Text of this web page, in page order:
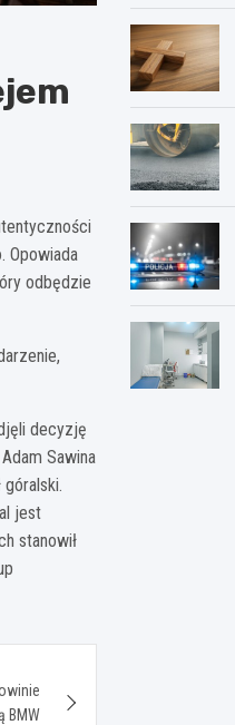
Opowiada
odbędzie
decyzję
Sawina
jest
stanowił
BMW